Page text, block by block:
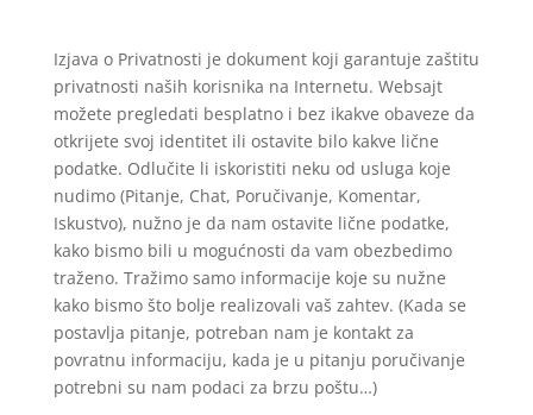
Izjava o Privatnosti je dokument koji garantuje zaštitu
privatnosti naših korisnika na Internetu. Websajt
možete pregledati besplatno i bez ikakve obaveze da
otkrijete svoj identitet ili ostavite bilo kakve lične
podatke. Odlučite li iskoristiti neku od usluga koje
nudimo (Pitanje, Chat, Poručivanje, Komentar,
Iskustvo), nužno je da nam ostavite lične podatke,
kako bismo bili u mogućnosti da vam obezbedimo
traženo. Tražimo samo informacije koje su nužne
kako bismo što bolje realizovali vaš zahtev. (Kada se
postavlja pitanje, potreban nam je kontakt za
povratnu informaciju, kada je u pitanju poručivanje
potrebni su nam podaci za brzu poštu…)